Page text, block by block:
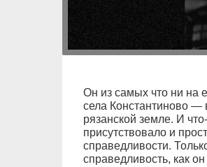
Он из самых что ни на
села Константиново —
рязанской земле. И
присутствовало и
справедливости.
справедливость, как